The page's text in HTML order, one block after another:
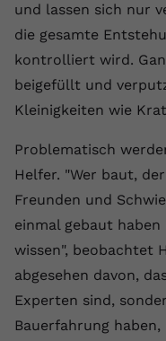
und lassen sich nur
die gesamte
kontrolliert wird.
beigefüllt und
Kleinigkeiten wie
Problematisch
Helfer. "Wer baut,
Freunden und
einmal gebaut
wissen", beobachtet
abgesehen davon,
Experten sind,
Bauerfahrung
Zweck
Daten
Anbieter
Laufzeit
Zweck